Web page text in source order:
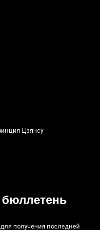
Цзянсу
получения последней